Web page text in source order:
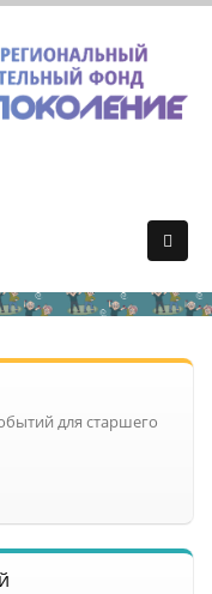
для старшего